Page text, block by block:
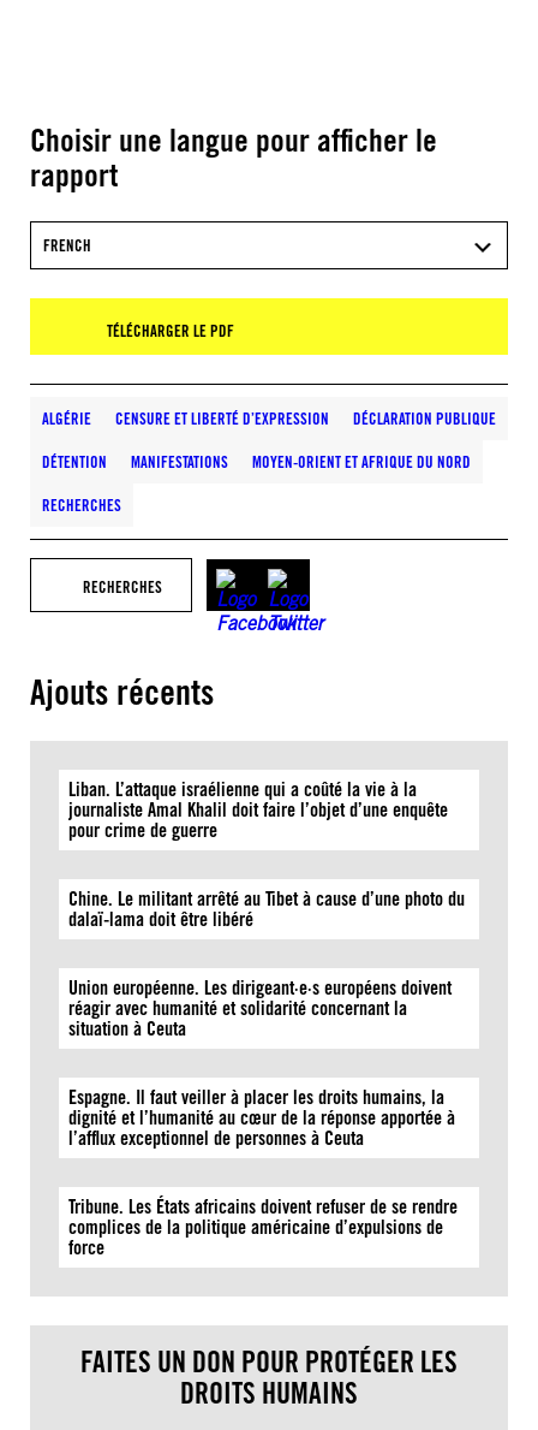
Choisir une langue pour afficher le
rapport
FRENCH
TÉLÉCHARGER LE PDF
ALGÉRIE CENSURE ET LIBERTÉ D’EXPRESSION DÉCLARATION PUBLIQUE
DÉTENTION MANIFESTATIONS MOYEN-ORIENT ET AFRIQUE DU NORD
RECHERCHES
RECHERCHES
Ajouts récents
Liban. L’attaque israélienne qui a coûté la vie à la
journaliste Amal Khalil doit faire l’objet d’une enquête
pour crime de guerre
Chine. Le militant arrêté au Tibet à cause d’une photo du
dalaï-lama doit être libéré
Union européenne. Les dirigeant·e·s européens doivent
réagir avec humanité et solidarité concernant la
situation à Ceuta
Espagne. Il faut veiller à placer les droits humains, la
dignité et l’humanité au cœur de la réponse apportée à
l’afflux exceptionnel de personnes à Ceuta
Tribune. Les États africains doivent refuser de se rendre
complices de la politique américaine d’expulsions de
force
FAITES UN DON POUR PROTÉGER LES
DROITS HUMAINS